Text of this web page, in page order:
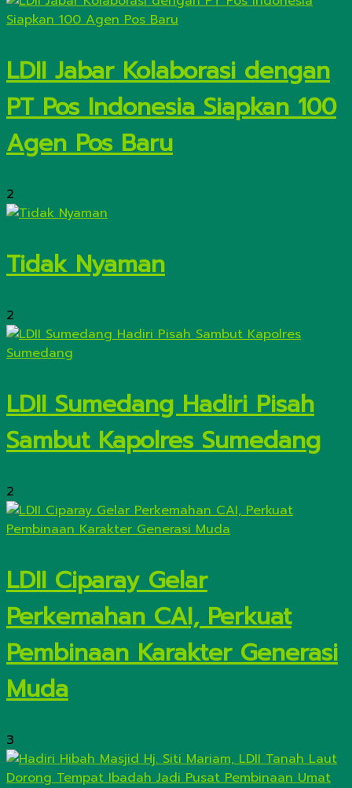
LDII Jabar Kolaborasi dengan
PT Pos Indonesia Siapkan 100
Agen Pos Baru
2
Tidak Nyaman
2
LDII Sumedang Hadiri Pisah
Sambut Kapolres Sumedang
2
LDII Ciparay Gelar
Perkemahan CAI, Perkuat
Pembinaan Karakter Generasi
Muda
3